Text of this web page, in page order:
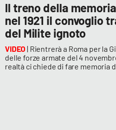
Il treno della
nel 1921 il convoglio
del Milite ignoto
VIDEO| Rientrerà a Roma per la
delle forze armate del 4
realtà ci chiede di fare memoria